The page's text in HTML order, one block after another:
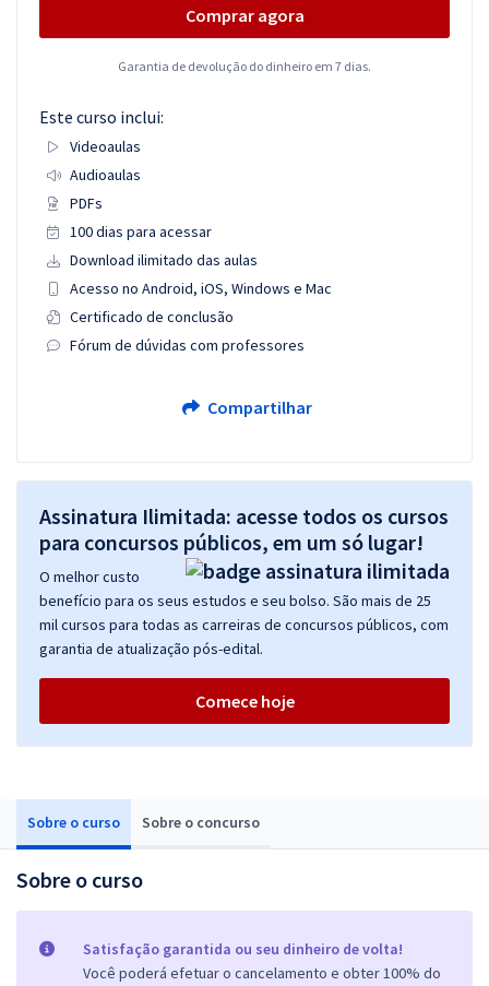
Sobre o curso Sobre o concurso
Sobre o curso
Satisfação garantida ou seu dinheiro de volta!
Você poderá efetuar o cancelamento e obter 100% do
Comprar agora
Garantia de devolução do dinheiro em 7 dias.
Este curso inclui:
Videoaulas
Audioaulas
PDFs
100 dias para acessar
Download ilimitado das aulas
Acesso no Android, iOS, Windows e Mac
Certificado de conclusão
Fórum de dúvidas com professores
Compartilhar
Assinatura Ilimitada: acesse todos os cursos
para concursos públicos, em um só lugar!
O melhor custo
benefício para os seus estudos e seu bolso. São mais de 25
mil cursos para todas as carreiras de concursos públicos, com
garantia de atualização pós-edital.
Comece hoje